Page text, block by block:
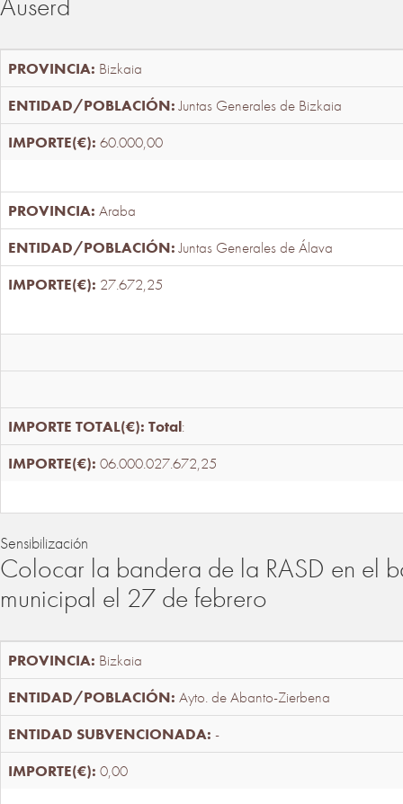
Bizkaia
Juntas Generales de Bizkaia
60.000,00
Araba
Juntas Generales de Álava
27.672,25
Total:
06.000.027.672,25
Sensibilización
Colocar la bandera de la RASD en el
municipal el 27 de febrero
Bizkaia
Ayto. de Abanto-Zierbena
-
0,00